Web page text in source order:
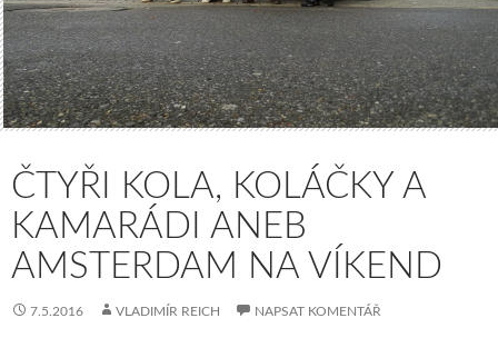
ČTYŘI KOLA, KOLÁČKY A
KAMARÁDI ANEB
AMSTERDAM NA VÍKEND
7.5.2016 VLADIMÍR REICH NAPSAT KOMENTÁŘ